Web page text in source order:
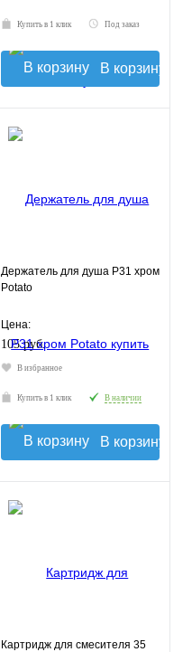
Купить в 1 клик Под заказ
В корзину
Держатель для душа Р31 хром
Potato
Цена:
105 руб.
В избранное
Купить в 1 клик В наличии
В корзину
Картридж для смесителя 35